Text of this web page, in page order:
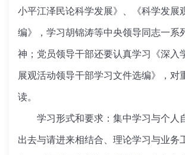
小平江泽民论科学发展》、《科学发展
编》，学习胡锦涛等中央领导同志一系
神；党员领导干部还要认真学习《深入
展观活动领导干部学习文件选编》，对
读。
学习形式和要求：集中学习与个人
出去与请进来相结合、理论学习与业务